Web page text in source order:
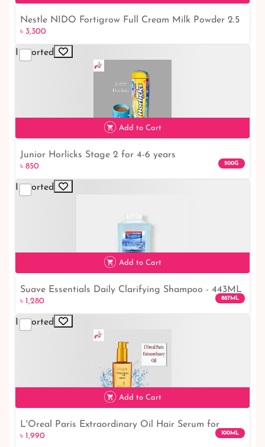
৳ 3,300
Nestle NIDO Fortigrow Full Cream Milk Powder 2.5
Kg TIN
৳ 3,300
Imported
৳ 850
Add to Cart
Junior Horlicks Stage 2 for 4-6 years
৳ 850 500G
Imported
৳ 1,280
Add to Cart
Suave Essentials Daily Clarifying Shampoo - 443ML
৳ 1,280 887ML
Imported
Add to Cart
L'Oreal Paris Extraordinary Oil Hair Serum for
Women and Men, 100 ml
৳ 1,990 100ML